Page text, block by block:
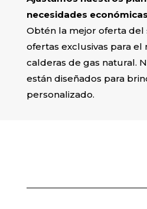
necesidades
Obtén la mejor oferta del
ofertas exclusivas para
calderas de gas natural.
están diseñados para
personalizado.